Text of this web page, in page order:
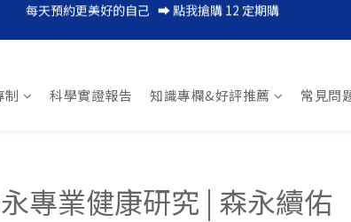
每日一瓶，輕鬆補足膠原蛋白 ➡︎ 點我搶購 12 天體驗組
健升級，全家都愛的凍飲型藍光對策➡ 立即體驗 2 盒組
制 科學實證報告 知識專欄&好評推薦 常見問
專業健康研究 | 森永續佑